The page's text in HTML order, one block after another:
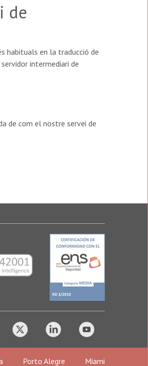
de
habituals en la traducció de
intermediari de
de com el nostre servei de
Porto Alegre Miami